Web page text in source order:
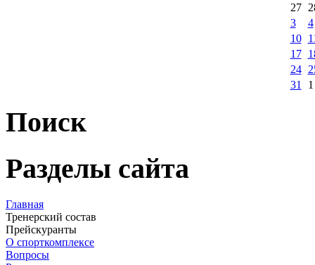
27
3
4
10
17
24
31
1
Поиск
Разделы сайта
Главная
Тренерский состав
Прейскуранты
О спорткомплексе
Вопросы